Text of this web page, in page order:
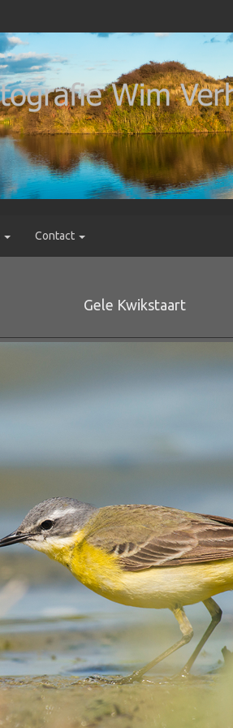
Contact
Gele Kwikstaart